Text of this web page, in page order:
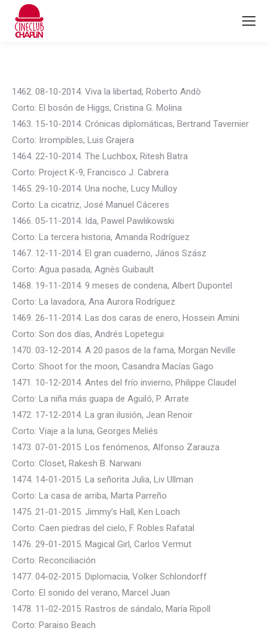
1462. 08-10-2014. Viva la libertad, Roberto Andò
Corto: El bosón de Higgs, Cristina G. Molina
1463. 15-10-2014. Crónicas diplomáticas, Bertrand Tavernier
Corto: Irrompibles, Luis Grajera
1464. 22-10-2014. The Luchbox, Ritesh Batra
Corto: Project K-9, Francisco J. Cabrera
1465. 29-10-2014. Una noche, Lucy Mulloy
Corto: La cicatriz, José Manuel Cáceres
1466. 05-11-2014. Ida, Pawel Pawlikowski
Corto: La tercera historia, Amanda Rodríguez
1467. 12-11-2014. El gran cuaderno, János Szász
Corto: Agua pasada, Agnès Guibault
1468. 19-11-2014. 9 meses de condena, Albert Dupontel
Corto: La lavadora, Ana Aurora Rodríguez
1469. 26-11-2014. Las dos caras de enero, Hossein Amini
Corto: Son dos días, Andrés Lopetegui
1470. 03-12-2014. A 20 pasos de la fama, Morgan Neville
Corto: Shoot for the moon, Casandra Macías Gago
1471. 10-12-2014. Antes del frío invierno, Philippe Claudel
Corto: La niña más guapa de Aguiló, P. Arrate
1472. 17-12-2014. La gran ilusión, Jean Renoir
Corto: Viaje a la luna, Georges Meliés
1473. 07-01-2015. Los fenómenos, Alfonso Zarauza
Corto: Closet, Rakesh B. Narwani
1474. 14-01-2015. La señorita Julia, Liv Ullman
Corto: La casa de arriba, Marta Parreño
1475. 21-01-2015. Jimmy’s Hall, Ken Loach
Corto: Caen piedras del cielo, F. Robles Rafatal
1476. 29-01-2015. Magical Girl, Carlos Vermut
Corto: Reconciliación
1477. 04-02-2015. Diplomacia, Volker Schlondorff
Corto: El sonido del verano, Marcel Juan
1478. 11-02-2015. Rastros de sándalo, María Ripoll
Corto: Paraiso Beach